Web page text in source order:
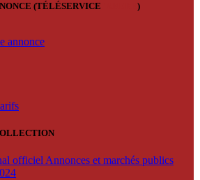
(TÉLÉSERVICE )
annonce
officiel Annonces et marchés publics